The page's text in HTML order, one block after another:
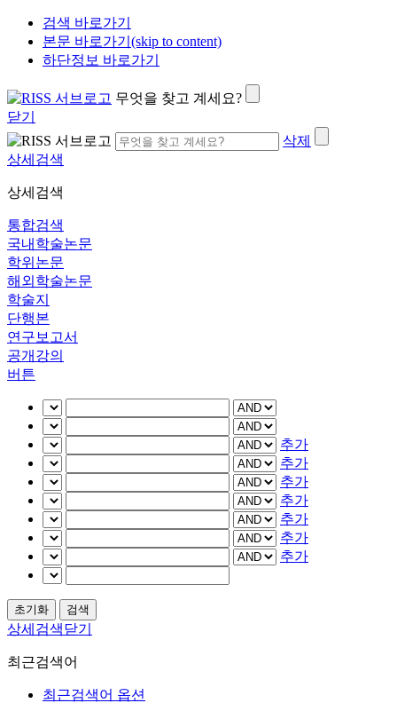
검색 바로가기
본문 바로가기(skip to content)
하단정보 바로가기
무엇을 찾고 계세요?
닫기
삭제
상세검색
상세검색
통합검색
국내학술논문
학위논문
해외학술논문
학술지
단행본
연구보고서
공개강의
버튼
추가
추가
추가
추가
추가
추가
추가
상세검색닫기
최근검색어
최근검색어 옵션